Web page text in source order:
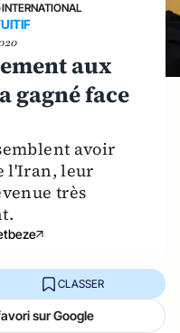
INTERNATIONAL
aux
gagné face
avoir
l'Iran, leur
très
CLASSER
sur Google